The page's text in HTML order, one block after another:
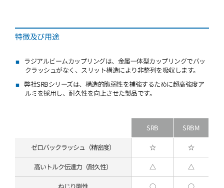
特徴及び用途
ラジアルビームカップリングは、金属一体型カップリングでバッ
クラッシュがなく、スリット構造により非整列を吸収します。
弊社SRBシリーズは、構造的脆弱性を補強するために超高強度ア
ルミを採用し、耐久性を向上させた製品です。
SRB SRBM
ゼロバックラッシュ（精密度） ☆ ☆
高いトルク伝達力（耐久性） △ △